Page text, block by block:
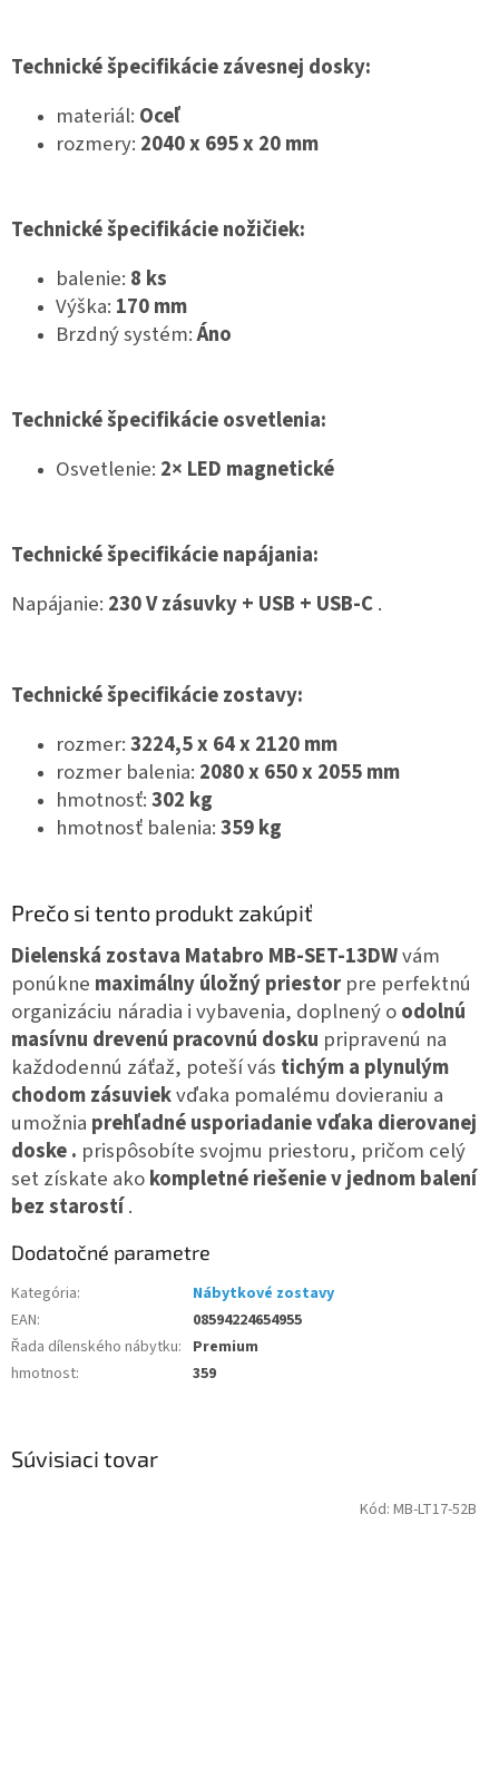
Súvisiaci tovar
Kód: MB-LT17-52B
Technické špecifikácie závesnej dosky:
materiál: Oceľ
rozmery: 2040x 695 x 20 mm
Technické špecifikácie nožičiek:
balenie: 8 ks
Výška: 170 mm
Brzdný systém:Áno
Technické špecifikácie osvetlenia:
Osvetlenie: 2× LED magnetické
Technické špecifikácie napájania:
Napájanie: 230 V zásuvky + USB + USB-C.
Technické špecifikácie zostavy:
rozmer:3224,5 x 64 x 2120 mm
rozmer balenia: 2080 x 650 x 2055 mm
hmotnosť:302 kg
hmotnosť balenia:359 kg
Prečo si tento produkt zakúpiť
Dielenská zostava Matabro MB-SET-13DWvám
ponúkne maximálny úložný priestorpre perfektnú
organizáciu náradia i vybavenia, doplnený oodolnú
masívnu drevenú pracovnú dosku pripravenú na
každodennú záťaž, poteší vás tichým a plynulým
chodom zásuviekvďaka pomalému dovieraniu a
umožnia prehľadné usporiadanie vďaka dierovanej
doske. prispôsobíte svojmu priestoru, pričom celý
set získate akokompletné riešenie v jednom balení
bez starostí.
Dodatočné parametre
Kategória:
Nábytkové zostavy
EAN:
08594224654955
Řada dílenského nábytku: Premium
hmotnost: 359